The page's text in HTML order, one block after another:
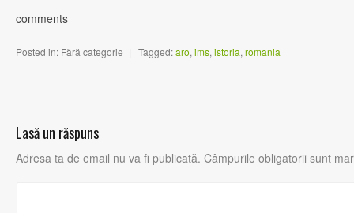
comments
Posted in: Fără categorie Tagged:aro, ims, istoria, romania
Lasă un răspuns
Adresa ta de email nu va fi publicată. Câmpurile obligatorii sunt